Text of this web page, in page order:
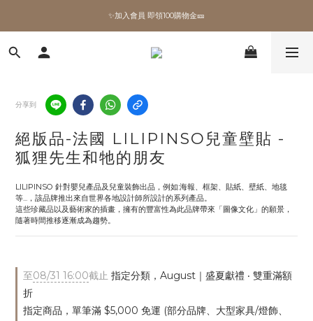
✨加入會員 即領100購物金🎫
✨加入會員 即領100購物金🎫
全館滿額現折🔥
✨加入會員 即領100購物金🎫
分享到
絕版品-法國 LILIPINSO兒童壁貼 -
狐狸先生和牠的朋友
LILIPINSO 針對嬰兒產品及兒童裝飾出品，例如:海報、框架、貼紙、壁紙、地毯
等...，該品牌推出來自世界各地設計師所設計的系列產品。
這些珍藏品以及藝術家的插畫，擁有的豐富性為此品牌帶來「圖像文化」的願景，
隨著時間推移逐漸成為趨勢。
至08/31 16:00截止 指定分類，August｜盛夏獻禮 ‧ 雙重滿額
折
指定商品，單筆滿 $5,000 免運 (部分品牌、大型家具/燈飾、